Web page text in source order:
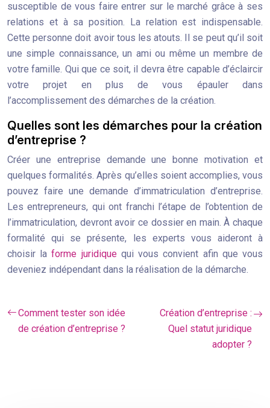
susceptible de vous faire entrer sur le marché grâce à ses
relations et à sa position. La relation est indispensable.
Cette personne doit avoir tous les atouts. Il se peut qu’il soit
une simple connaissance, un ami ou même un membre de
votre famille. Qui que ce soit, il devra être capable d’éclaircir
votre projet en plus de vous épauler dans
l’accomplissement des démarches de la création.
Quelles sont les démarches pour la création
d’entreprise ?
Créer une entreprise demande une bonne motivation et
quelques formalités. Après qu’elles soient accomplies, vous
pouvez faire une demande d’immatriculation d’entreprise.
Les entrepreneurs, qui ont franchi l’étape de l’obtention de
l’immatriculation, devront avoir ce dossier en main. À chaque
formalité qui se présente, les experts vous aideront à
choisir laforme juridiquequi vous convient afin que vous
deveniez indépendant dans la réalisation de la démarche.
Comment tester son idée
de création d’entreprise ?
Création d’entreprise :
Quel statut juridique
adopter ?